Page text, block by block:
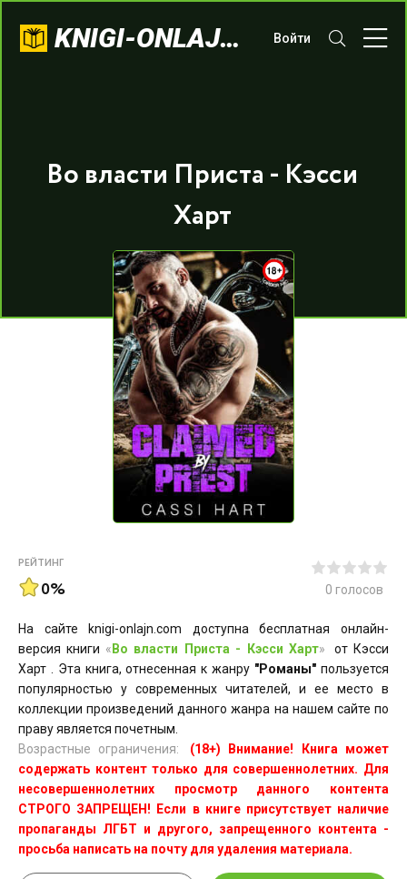
KNIGI-ONLAJN.COM Войти
Во власти Приста - Кэсси
Харт
РЕЙТИНГ
0% 0 голосов
На сайте knigi-onlajn.com доступна бесплатная онлайн-
версия книги « Во власти Приста - Кэсси Харт»
от Кэсси
Харт . Эта книга, отнесенная к жанру "Романы" пользуется
популярностью у современных читателей, и ее место в
коллекции произведений данного жанра на нашем сайте по
праву является почетным.
Возрастные ограничения:
(18+) Внимание! Книга может
содержать контент только для совершеннолетних. Для
несовершеннолетних просмотр данного контента
СТРОГО ЗАПРЕЩЕН! Если в книге присутствует наличие
пропаганды ЛГБТ и другого, запрещенного контента -
просьба написать на почту для удаления материала.